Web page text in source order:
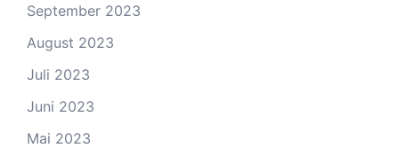
September 2023
August 2023
Juli 2023
Juni 2023
Mai 2023